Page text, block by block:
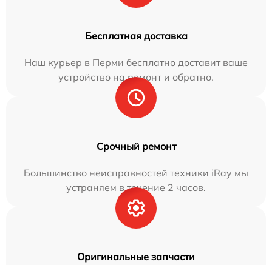
Бесплатная доставка
Наш курьер в Перми бесплатно доставит ваше
устройство на ремонт и обратно.
Срочный ремонт
Большинство неисправностей техники iRay мы
устраняем в течение 2 часов.
Оригинальные запчасти